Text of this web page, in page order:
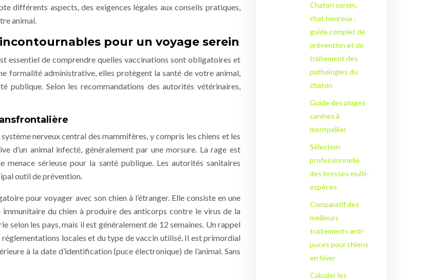
différents aspects, des exigences légales aux conseils pratiques,
animal.
pour un voyage serein
essentiel de comprendre quelles vaccinations sont obligatoires et
formalité administrative, elles protègent la santé de votre animal,
publique. Selon les recommandations des autorités vétérinaires,
nerveux central des mammifères, y compris les chiens et les
d’un animal infecté, généralement par une morsure. La rage est
menace sérieuse pour la santé publique. Les autorités sanitaires
outil de prévention.
pour voyager avec son chien à l’étranger. Elle consiste en une
du chien à produire des anticorps contre le virus de la
selon les pays, mais il est généralement de 12 semaines. Un rappel
locales et du type de vaccin utilisé. Il est primordial
à la date d’identification (puce électronique) de l’animal. Sans
Chaton serein,
chat heureux :
guide complet de
prévention et de
traitement des
pathologies du
chaton
Guide des plages
canines à
montpellier
Sélection
professionnelle
des brosses multi-
espèces
Comparatif des
meilleurs
traitements anti-
puces pour chiens
en hiver
Calculer les